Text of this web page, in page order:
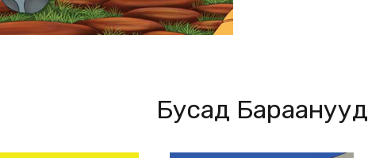
Бусад Бараанууд